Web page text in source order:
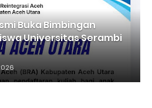
Buka Bimbingan
Universitas Serambi